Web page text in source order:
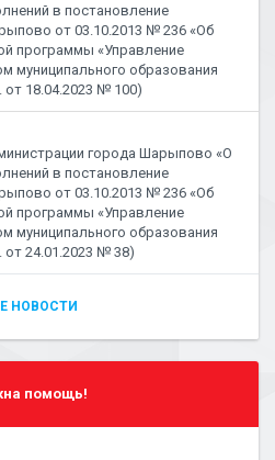
в постановление
от 03.10.2013 № 236 «Об
программы «Управление
муниципального образования
18.04.2023 № 100)
города Шарыпово «О
в постановление
от 03.10.2013 № 236 «Об
программы «Управление
муниципального образования
24.01.2023 № 38)
НОВОСТИ
помощь!